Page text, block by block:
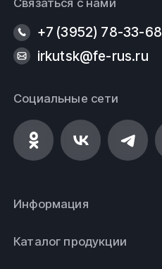
+7 (3952) 78-33-68
irkutsk@fe-rus.ru
Социальные сети
Информация
Каталог продукции